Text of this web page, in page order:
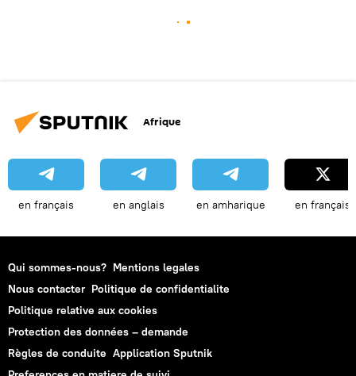
Afrique
en français en anglais en amharique en français
Qui sommes-nous? Mentions legales
Nous contacter Politique de confidentialite
Politique relative aux cookies
Protection des données – demande
Règles de conduite Application Sputnik